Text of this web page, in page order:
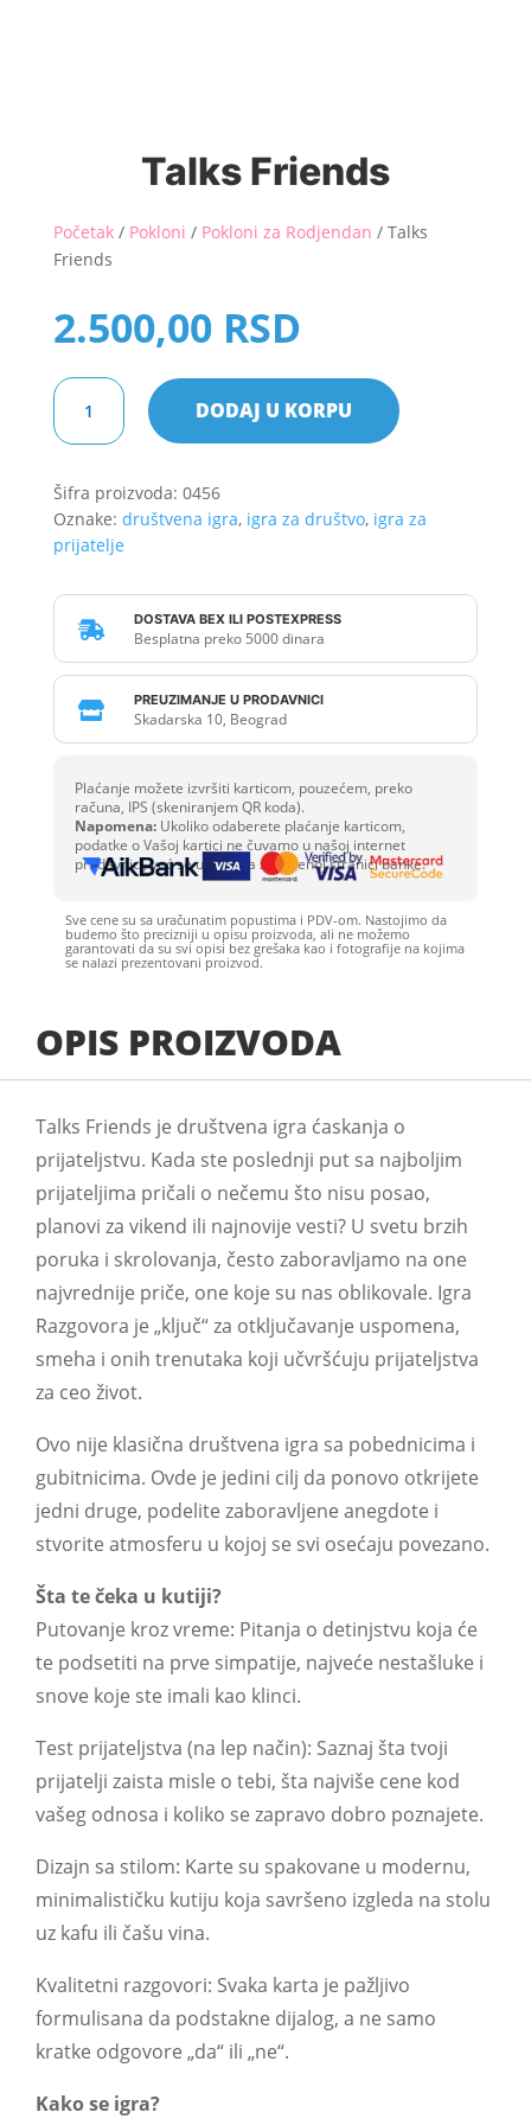
Talks Friends
Početak/ Pokloni / Pokloni za Rodjendan / Talks
Friends
2.500,00 RSD
Talks
Friends
količina
DODAJ U KORPU
Šifra proizvoda: 0456
Oznake: društvena igra, igra za društvo, igra za
prijatelje
 DOSTAVA BEX ILI POSTEXPRESS
Besplatna preko 5000 dinara
 PREUZIMANJE U PRODAVNICI
Skadarska 10, Beograd
Plaćanje možete izvršiti karticom, pouzećem, preko
računa, IPS (skeniranjem QR koda).
Napomena:Ukoliko odaberete plaćanje karticom,
podatke o Vašoj kartici ne čuvamo u našoj internet
prodavnici, već se unose na zaštićenoj stranici banke.
Sve cene su sa uračunatim popustima i PDV-om. Nastojimo da
budemo što precizniji u opisu proizvoda, ali ne možemo
garantovati da su svi opisi bez grešaka kao i fotografije na kojima
se nalazi prezentovani proizvod.
OPIS PROIZVODA
Talks Friends je društvena igra ćaskanja o
prijateljstvu. Kada ste poslednji put sa najboljim
prijateljima pričali o nečemu što nisu posao,
planovi za vikend ili najnovije vesti? U svetu brzih
poruka i skrolovanja, često zaboravljamo na one
najvrednije priče, one koje su nas oblikovale. Igra
Razgovora je „ključ“ za otključavanje uspomena,
smeha i onih trenutaka koji učvršćuju prijateljstva
za ceo život.
Ovo nije klasična društvena igra sa pobednicima i
gubitnicima. Ovde je jedini cilj da ponovo otkrijete
jedni druge, podelite zaboravljene anegdote i
stvorite atmosferu u kojoj se svi osećaju povezano.
Šta te čeka u kutiji?
Putovanje kroz vreme: Pitanja o detinjstvu koja će
te podsetiti na prve simpatije, najveće nestašluke i
snove koje ste imali kao klinci.
Test prijateljstva (na lep način): Saznaj šta tvoji
prijatelji zaista misle o tebi, šta najviše cene kod
vašeg odnosa i koliko se zapravo dobro poznajete.
Dizajn sa stilom: Karte su spakovane u modernu,
minimalističku kutiju koja savršeno izgleda na stolu
uz kafu ili čašu vina.
Kvalitetni razgovori: Svaka karta je pažljivo
formulisana da podstakne dijalog, a ne samo
kratke odgovore „da“ ili „ne“.
Kako se igra?